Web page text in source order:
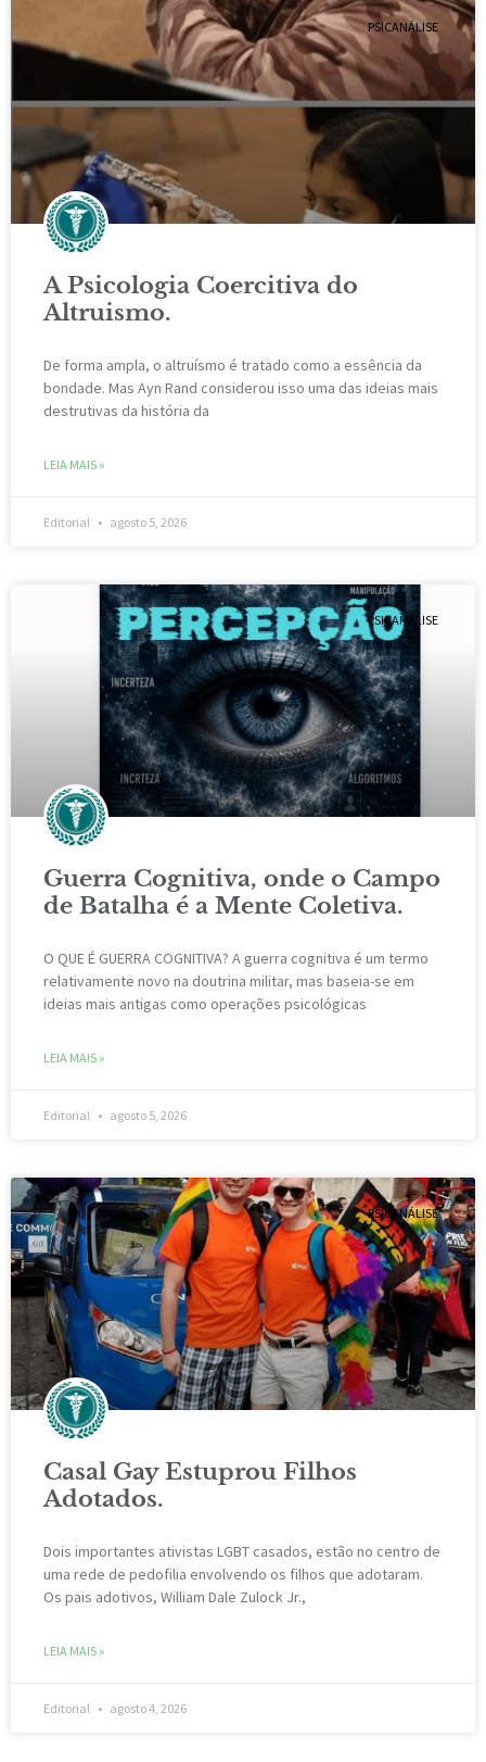
PSICANÁLISE
A Psicologia Coercitiva do
Altruismo.
De forma ampla, o altruísmo é tratado como a essência da
bondade. Mas Ayn Rand considerou isso uma das ideias mais
destrutivas da história da
LEIA MAIS »
Editorial agosto 5, 2026
PSICANÁLISE
Guerra Cognitiva, onde o Campo
de Batalha é a Mente Coletiva.
O QUE É GUERRA COGNITIVA? A guerra cognitiva é um termo
relativamente novo na doutrina militar, mas baseia-se em
ideias mais antigas como operações psicológicas
LEIA MAIS »
Editorial agosto 5, 2026
PSICANÁLISE
Casal Gay Estuprou Filhos
Adotados.
Dois importantes ativistas LGBT casados, estão ​​no centro de
uma rede de pedofilia envolvendo os filhos que adotaram.
Os pais adotivos, William Dale Zulock Jr.,
LEIA MAIS »
Editorial agosto 4, 2026